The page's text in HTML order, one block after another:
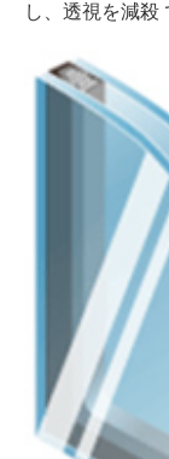
鏡
窓フィルム
排煙窓
手すり・
防犯工事
鍵の種類
防犯ガラス
し、透視を減殺